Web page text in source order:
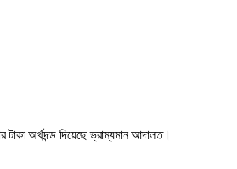
টাকা অর্থদন্ড দিয়েছে ভ্রাম্যমান আদালত।